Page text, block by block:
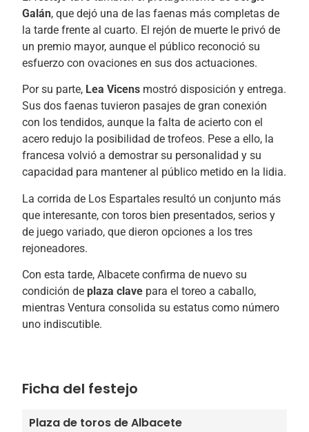
Galán, que dejó una de las faenas más completas de
la tarde frente al cuarto. El rejón de muerte le privó de
un premio mayor, aunque el público reconoció su
esfuerzo con ovaciones en sus dos actuaciones.
Por su parte, Lea Vicens mostró disposición y entrega.
Sus dos faenas tuvieron pasajes de gran conexión
con los tendidos, aunque la falta de acierto con el
acero redujo la posibilidad de trofeos. Pese a ello, la
francesa volvió a demostrar su personalidad y su
capacidad para mantener al público metido en la lidia.
La corrida de Los Espartales resultó un conjunto más
que interesante, con toros bien presentados, serios y
de juego variado, que dieron opciones a los tres
rejoneadores.
Con esta tarde, Albacete confirma de nuevo su
condición de plaza clave para el toreo a caballo,
mientras Ventura consolida su estatus como número
uno indiscutible.
Ficha del festejo
Plaza de toros de Albacete